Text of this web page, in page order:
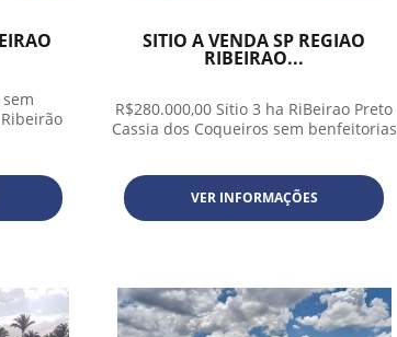
SITIO A VENDA SP REGIAO
RIBEIRAO...
R$280.000,00 Sitio 3 ha RiBeirao Preto
Cassia dos Coqueiros sem benfeitorias
VER INFORMAÇÕES